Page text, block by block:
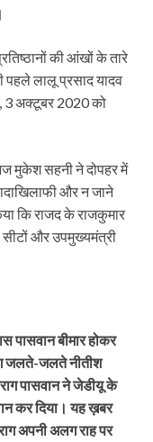
की आंखों के तारे
पहले लालू प्रसाद यादव
3 अक्‍टूबर 2020 को
मुकेश सहनी ने दोपहर में
और न जाने
कि राजद के राजकुमार
और उपमुख्यमंत्री
पासवान बीमार होकर
जलते-जलते नीतीश
पासवान ने जेडीयू के
कर दिया। यह ख़बर
अपनी अलग राह पर